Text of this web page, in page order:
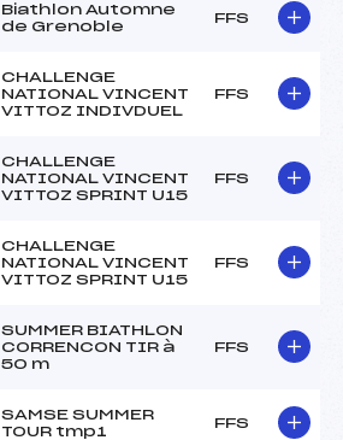
Biathlon Automne
de Grenoble
FFS
CHALLENGE
NATIONAL VINCENT
VITTOZ INDIVDUEL
FFS
CHALLENGE
NATIONAL VINCENT
VITTOZ SPRINT U15
FFS
CHALLENGE
NATIONAL VINCENT
VITTOZ SPRINT U15
FFS
SUMMER BIATHLON
CORRENCON TIR à
50 m
FFS
SAMSE SUMMER
TOUR tmp1
FFS